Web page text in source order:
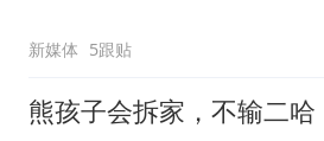
新媒体 5跟贴
熊孩子会拆家，不输二哈